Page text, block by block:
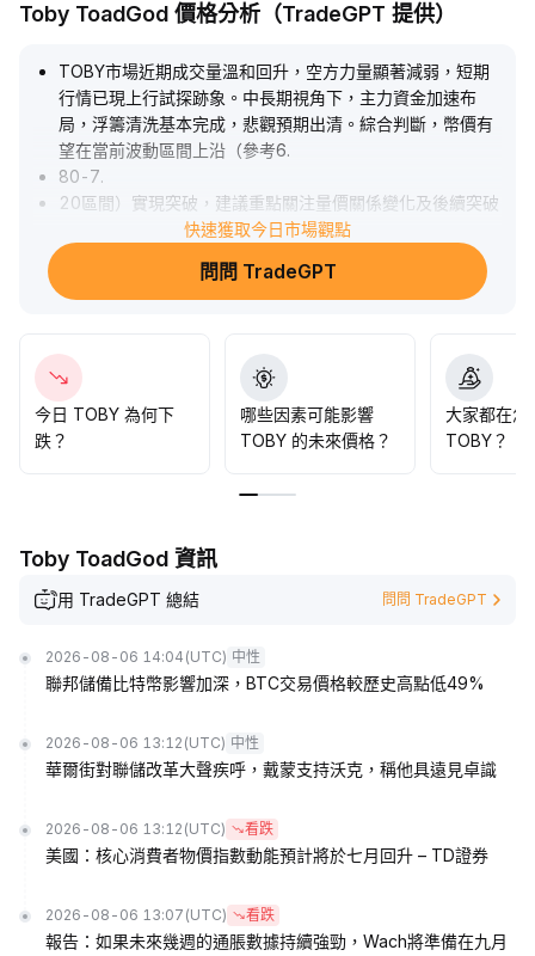
Toby ToadGod 價格分析（TradeGPT 提供）
TOBY市場近期成交量溫和回升，空方力量顯著減弱，短期
行情已現上行試探跡象。中長期視角下，主力資金加速布
局，浮籌清洗基本完成，悲觀預期出清。綜合判斷，幣價有
望在當前波動區間上沿（參考6.
80-7.
20區間）實現突破，建議重點關注量價關係變化及後續突破
後的持倉結構優化，逢低逐步加倉，靜待趨勢性上行兌現。
快速獲取今日市場觀點
問問 TradeGPT
今日 TOBY 為何下
跌？
哪些因素可能影響
TOBY 的未來價格？
大家都在怎
TOBY？
Toby ToadGod 資訊
用 TradeGPT 總結 問問 TradeGPT
2026-08-06 14:04 (UTC) 中性
聯邦儲備比特幣影響加深，BTC交易價格較歷史高點低49%
2026-08-06 13:12 (UTC) 中性
華爾街對聯儲改革大聲疾呼，戴蒙支持沃克，稱他具遠見卓識
2026-08-06 13:12 (UTC) 看跌
美國：核心消費者物價指數動能預計將於七月回升 – TD證券
2026-08-06 13:07 (UTC) 看跌
報告：如果未來幾週的通脹數據持續強勁，Wach將準備在九月